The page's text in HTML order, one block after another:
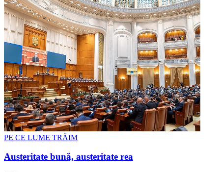
PE CE LUME TRĂIM
Austeritate bună, austeritate rea